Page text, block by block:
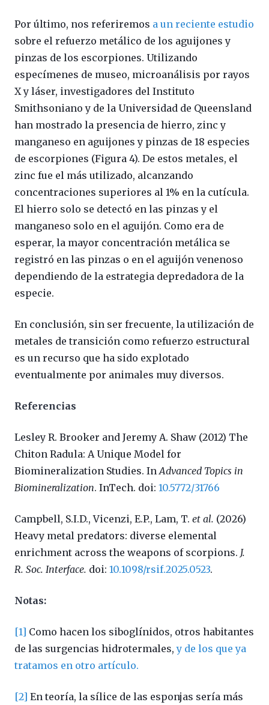
Por último, nos referiremos a un reciente estudio
sobre el refuerzo metálico de los aguijones y
pinzas de los escorpiones. Utilizando
especímenes de museo, microanálisis por rayos
X y láser, investigadores del Instituto
Smithsoniano y de la Universidad de Queensland
han mostrado la presencia de hierro, zinc y
manganeso en aguijones y pinzas de 18 especies
de escorpiones (Figura 4). De estos metales, el
zinc fue el más utilizado, alcanzando
concentraciones superiores al 1% en la cutícula.
El hierro solo se detectó en las pinzas y el
manganeso solo en el aguijón. Como era de
esperar, la mayor concentración metálica se
registró en las pinzas o en el aguijón venenoso
dependiendo de la estrategia depredadora de la
especie.
En conclusión, sin ser frecuente, la utilización de
metales de transición como refuerzo estructural
es un recurso que ha sido explotado
eventualmente por animales muy diversos.
Referencias
Lesley R. Brooker and Jeremy A. Shaw (2012) The
Chiton Radula: A Unique Model for
Biomineralization Studies. In Advanced Topics in
Biomineralization. InTech. doi: 10.5772/31766
Campbell, S.I.D., Vicenzi, E.P., Lam, T. et al. (2026)
Heavy metal predators: diverse elemental
enrichment across the weapons of scorpions. J.
R. Soc. Interface. doi: 10.1098/rsif.2025.0523.
Notas:
[1] Como hacen los siboglínidos, otros habitantes
de las surgencias hidrotermales, y de los que ya
tratamos en otro artículo.
[2] En teoría, la sílice de las esponjas sería más